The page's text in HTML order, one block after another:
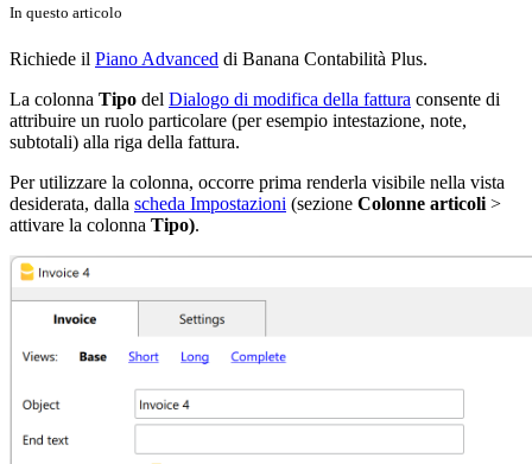
In questo articolo
Richiede il Piano Advanced di Banana Contabilità Plus.
La colonna Tipo del Dialogo di modifica della fattura consente di
attribuire un ruolo particolare (per esempio intestazione, note,
subtotali) alla riga della fattura.
Per utilizzare la colonna, occorre prima renderla visibile nella vista
desiderata, dalla scheda Impostazioni (sezione Colonne articoli >
attivare la colonna Tipo).